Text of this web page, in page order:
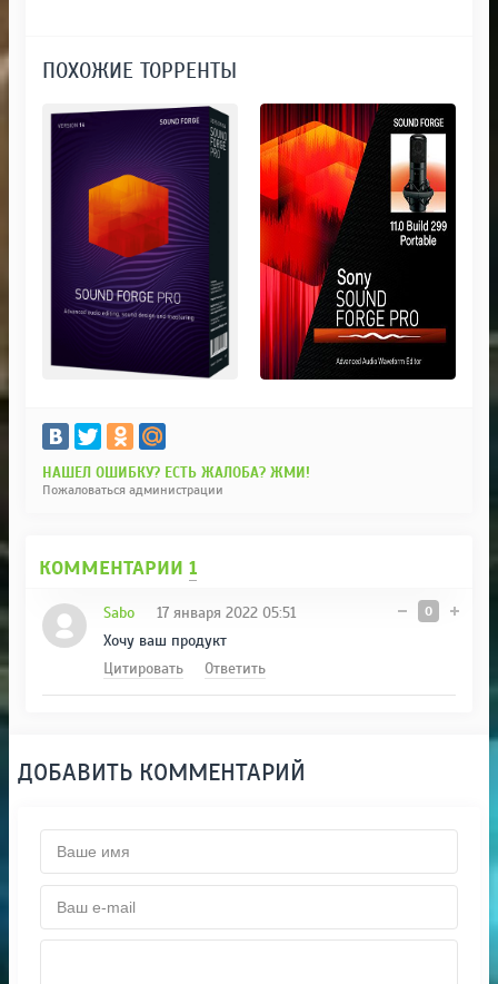
ПОХОЖИЕ ТОРРЕНТЫ
НАШЕЛ ОШИБКУ? ЕСТЬ ЖАЛОБА? ЖМИ!
Пожаловаться администрации
КОММЕНТАРИИ 1
0
Sabo
17 января 2022 05:51
Хочу ваш продукт
Цитировать
Ответить
ДОБАВИТЬ КОММЕНТАРИЙ